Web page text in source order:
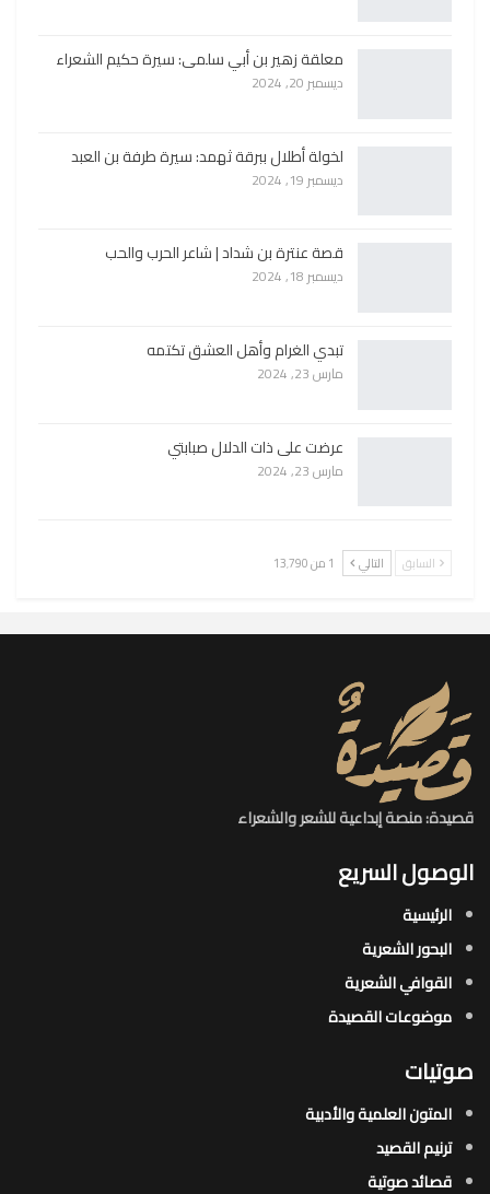
معلقة زهير بن أبي سلمى: سيرة حكيم الشعراء
ديسمبر 20, 2024
لخولة أطلال ببرقة ثهمد: سيرة طرفة بن العبد
ديسمبر 19, 2024
قصة عنترة بن شداد | شاعر الحرب والحب
ديسمبر 18, 2024
تبدي الغرام وأهل العشق تكتمه
مارس 23, 2024
عرضت على ذات الدلال صبابتي
مارس 23, 2024
السابق التالي 1 من 13٬790
قصيدة: منصة إبداعية للشعر والشعراء
الوصول السريع
الرئيسية
البحور الشعرية​
القوافي الشعرية​
موضوعات القصيدة​
صوتيات
المتون العلمية والأدبية
ترنيم القصيد
قصائد صوتية